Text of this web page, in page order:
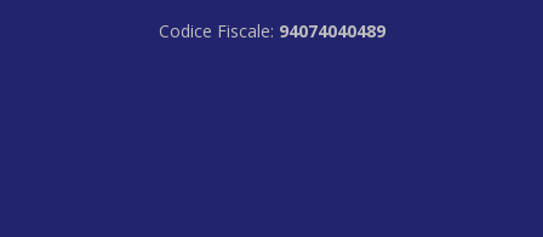
Codice Fiscale: 94074040489